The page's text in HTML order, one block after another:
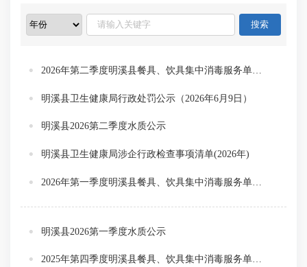
明溪县卫生健康局行政处罚公示（2026年6月9日）
明溪县2026第二季度水质公示
明溪县卫生健康局涉企行政检查事项清单(2026年)
明溪县2026第一季度水质公示
2025年第四季度明溪县餐具、饮具集中消毒服务单位监督抽检情况结果通告